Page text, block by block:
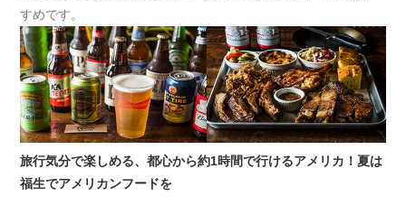
すめです。
旅行気分で楽しめる、都心から約1時間で行けるアメリカ！夏は
福生でアメリカンフードを